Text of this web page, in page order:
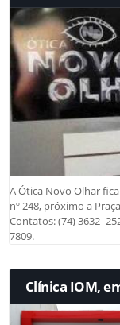
A Ótica Novo Olhar
nº 248, próximo a
Contatos: (74) 3632-
7809.
Clínica IOM,